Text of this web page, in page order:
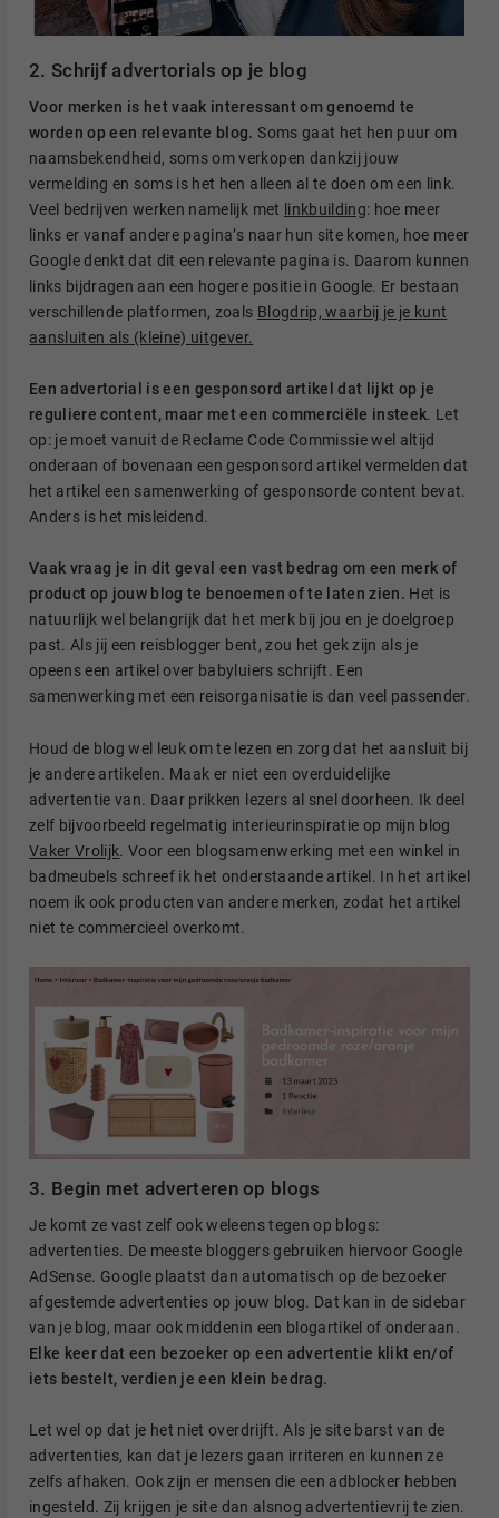
2. Schrijf advertorials op je blog
Voor merken is het vaak interessant om genoemd te
worden op een relevante blog. Soms gaat het hen puur om
naamsbekendheid, soms om verkopen dankzij jouw
vermelding en soms is het hen alleen al te doen om een link.
Veel bedrijven werken namelijk met linkbuilding: hoe meer
links er vanaf andere pagina’s naar hun site komen, hoe meer
Google denkt dat dit een relevante pagina is. Daarom kunnen
links bijdragen aan een hogere positie in Google. Er bestaan
verschillende platformen, zoals Blogdrip, waarbij je je kunt
aansluiten als (kleine) uitgever.
Een advertorial is een gesponsord artikel dat lijkt op je
reguliere content, maar met een commerciële insteek. Let
op: je moet vanuit de Reclame Code Commissie wel altijd
onderaan of bovenaan een gesponsord artikel vermelden dat
het artikel een samenwerking of gesponsorde content bevat.
Anders is het misleidend.
Vaak vraag je in dit geval een vast bedrag om een merk of
product op jouw blog te benoemen of te laten zien. Het is
natuurlijk wel belangrijk dat het merk bij jou en je doelgroep
past. Als jij een reisblogger bent, zou het gek zijn als je
opeens een artikel over babyluiers schrijft. Een
samenwerking met een reisorganisatie is dan veel passender.
Houd de blog wel leuk om te lezen en zorg dat het aansluit bij
je andere artikelen. Maak er niet een overduidelijke
advertentie van. Daar prikken lezers al snel doorheen. Ik deel
zelf bijvoorbeeld regelmatig interieurinspiratie op mijn blog
Vaker Vrolijk. Voor een blogsamenwerking met een winkel in
badmeubels schreef ik het onderstaande artikel. In het artikel
noem ik ook producten van andere merken, zodat het artikel
niet te commercieel overkomt.
3. Begin met adverteren op blogs
Je komt ze vast zelf ook weleens tegen op blogs:
advertenties. De meeste bloggers gebruiken hiervoor Google
AdSense. Google plaatst dan automatisch op de bezoeker
afgestemde advertenties op jouw blog. Dat kan in de sidebar
van je blog, maar ook middenin een blogartikel of onderaan.
Elke keer dat een bezoeker op een advertentie klikt en/of
iets bestelt, verdien je een klein bedrag.
Let wel op dat je het niet overdrijft. Als je site barst van de
advertenties, kan dat je lezers gaan irriteren en kunnen ze
zelfs afhaken. Ook zijn er mensen die een adblocker hebben
ingesteld. Zij krijgen je site dan alsnog advertentievrij te zien.